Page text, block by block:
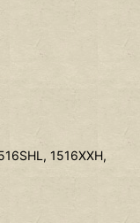
1516XXH,